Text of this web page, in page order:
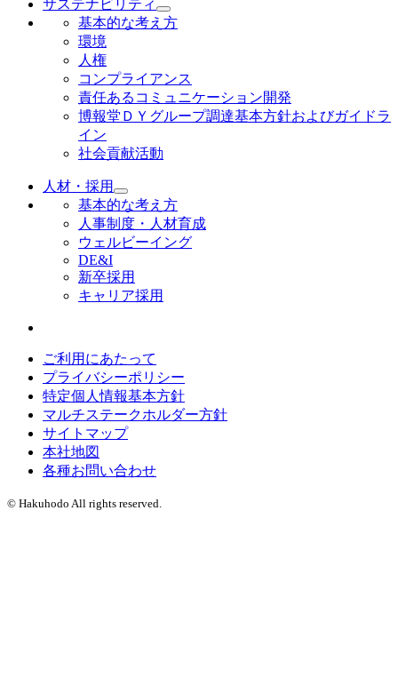
サステナビリティ
基本的な考え方
環境
人権
コンプライアンス
責任あるコミュニケーション開発
博報堂ＤＹグループ調達基本方針およびガイドラ
イン
社会貢献活動
人材・採用
基本的な考え方
人事制度・人材育成
ウェルビーイング
DE&I
新卒採用
キャリア採用
ご利用にあたって
プライバシーポリシー
特定個人情報基本方針
マルチステークホルダー方針
サイトマップ
本社地図
各種お問い合わせ
© Hakuhodo All rights reserved.